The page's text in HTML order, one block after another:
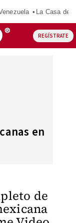
La Casa de
REGÍSTRATE
en
de